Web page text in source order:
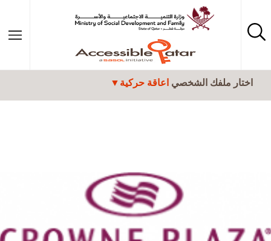
تجاوز إلى المحتوى الرئيسي
اختار ملفك الشخصي اعاقة حركية